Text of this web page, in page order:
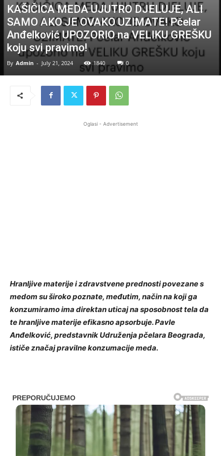
KAŠIČICA MEDA UJUTRO DJELUJE, ALI
SAMO AKO JE OVAKO UZIMATE! Pčelar
Anđelković UPOZORIO na VELIKU GREŠKU
koju svi pravimo!
By Admin - July 21, 2024 1840 0
Oglasi - Advertisement
Hranljive materije i zdravstvene prednosti povezane s
medom su široko poznate, međutim, način na koji ga
konzumiramo ima direktan uticaj na sposobnost tela da
te hranljive materije efikasno apsorbuje. Pavle
Anđelković, predstavnik Udruženja pčelara Beograda,
ističe značaj pravilne konzumacije meda.